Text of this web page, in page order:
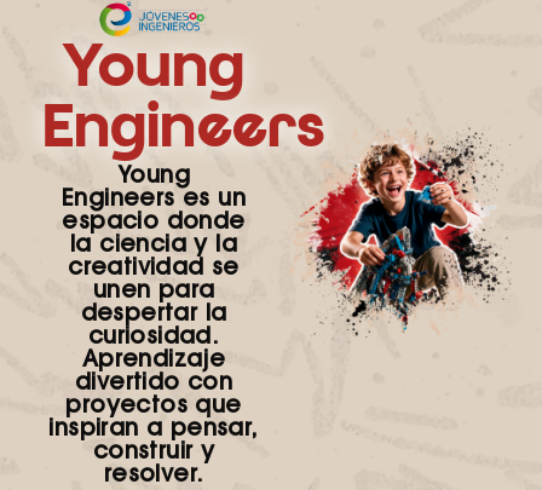
Young
Engineers
Young
Engineers es un
espacio donde
la ciencia y la
creatividad se
unen para
despertar la
curiosidad.
Aprendizaje
divertido con
proyectos que
inspiran a pensar,
construir y
resolver.